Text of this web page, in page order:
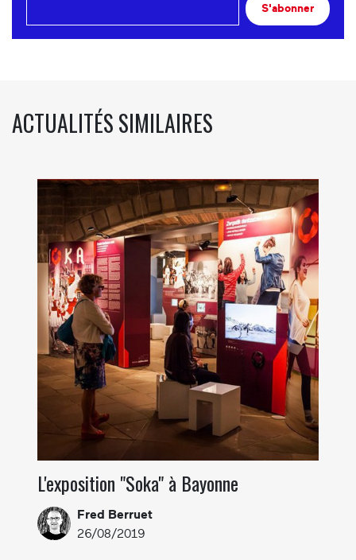
S'abonner
ACTUALITÉS SIMILAIRES
L'exposition "Soka" à Bayonne
Fred Berruet
26/08/2019